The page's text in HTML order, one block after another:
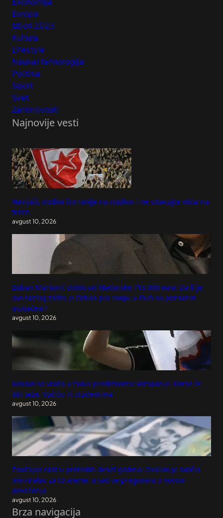
Evropa
Izbori 2023
Kultura
Lifestyle
Nauka i tehnologija
Politika
Sport
Svet
Zanimljivosti
Najnovije vesti
Navijači, dođite što ranije na stadion i ne ubacujte ništa na
teren
avgust 10, 2026
Boban Marković dobio od Mađarske 715.000 evra: Da li je
ovo razlog zašto je Orban pio rakiju u Guči sa poznatim
trubačem?
avgust 10, 2026
Kosovo se vraća u fokus predizborne kampanje: Kome će
biti teže, Vučiću ili studentima
avgust 10, 2026
Značajan rast u proteklih deset godina: Ovoliko je skočio
minimalac za to vreme, a sad se pregovara o novom
povećanju
avgust 10, 2026
Brza navigacija